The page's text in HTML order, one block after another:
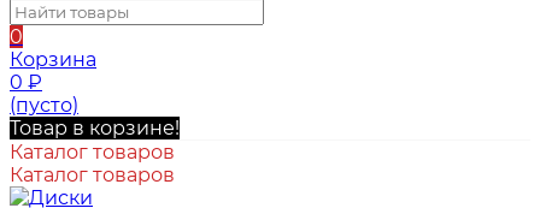
0
Корзина
0 ₽
(пусто)
Товар в корзине!
Каталог товаров
Каталог товаров